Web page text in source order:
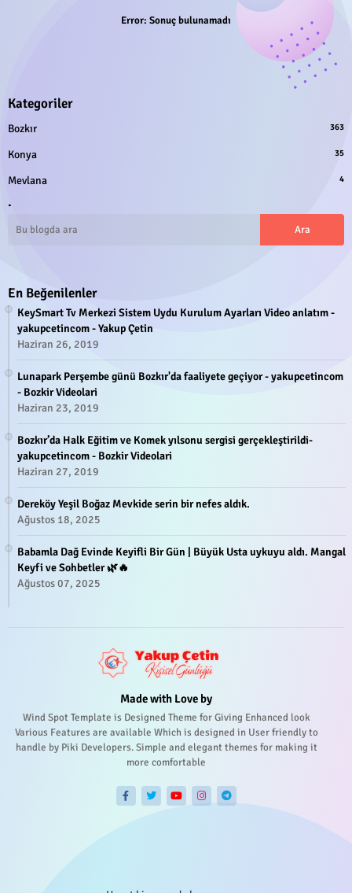
Error: Sonuç bulunamadı
Kategoriler
Bozkır 363
Konya 35
Mevlana 4
.
En Beğenilenler
KeySmart Tv Merkezi Sistem Uydu Kurulum Ayarları Video anlatım -
yakupcetincom - Yakup Çetin
Haziran 26, 2019
Lunapark Perşembe günü Bozkır'da faaliyete geçiyor - yakupcetincom
- Bozkir Videolari
Haziran 23, 2019
Bozkır’da Halk Eğitim ve Komek yılsonu sergisi gerçekleştirildi-
yakupcetincom - Bozkir Videolari
Haziran 27, 2019
Dereköy Yeşil Boğaz Mevkide serin bir nefes aldık.
Ağustos 18, 2025
Babamla Dağ Evinde Keyifli Bir Gün | Büyük Usta uykuyu aldı. Mangal
Keyfi ve Sohbetler 🌿🔥
Ağustos 07, 2025
Made with Love by
Wind Spot Template is Designed Theme for Giving Enhanced look
Various Features are available Which is designed in User friendly to
handle by Piki Developers. Simple and elegant themes for making it
more comfortable